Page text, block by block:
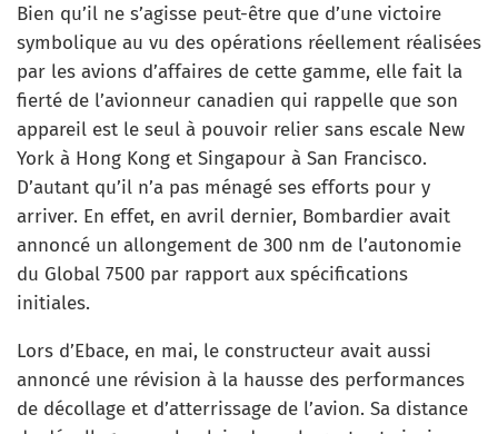
Bien qu’il ne s’agisse peut-être que d’une victoire
symbolique au vu des opérations réellement réalisées
par les avions d’affaires de cette gamme, elle fait la
fierté de l’avionneur canadien qui rappelle que son
appareil est le seul à pouvoir relier sans escale New
York à Hong Kong et Singapour à San Francisco.
D’autant qu’il n’a pas ménagé ses efforts pour y
arriver. En effet, en avril dernier, Bombardier avait
annoncé un allongement de 300 nm de l’autonomie
du Global 7500 par rapport aux spécifications
initiales.
Lors d’Ebace, en mai, le constructeur avait aussi
annoncé une révision à la hausse des performances
de décollage et d’atterrissage de l’avion. Sa distance